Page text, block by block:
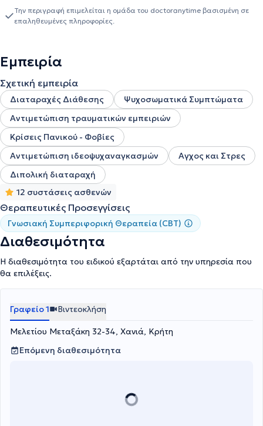
Behavioral and Cognitive Therapies (EABCT). Είναι εκπαιδευμένη
Εστιασμένες στο Τραύμα Γνωσιακές Συμπεριφοριστικές
σοβαρές απώλειες και κακοποίηση. Διαθέτει πιστοποίηση στις
Αρχές Μεθοδολογίας της Ιατρικής Έρευνας από την Ιατρική
Σχολή του ΕΚΠΑ. Διαθέτει κλινική εμπειρία στην παροχή
ψυχολογικής υποστήριξης και ψυχοθεραπευτικής παρέμβασης σε
παιδιά, εφήβους και ενήλικες, μέσα από συνεργασίες με ιδιωτικά
θεραπευτικά πλαίσια, ψυχολογικά κέντρα και δημόσιες δομές.
Ακόμη, έχει πραγματοποιήσει πρακτική άσκηση στο Ναυτικό
Νοσοκομείο Αθηνών και στην Παιδοψυχιατρική Κλινική του
Νοσοκομείου Παίδων "Αγία Σοφία".
Την περιγραφή επιμελείται η ομάδα του doctoranytime βασισμένη σε
επαληθευμένες πληροφορίες.
Εμπειρία
Σχετική εμπειρία
Διαταραχές Διάθεσης
Ψυχοσωματικά Συμπτώματα
Αντιμετώπιση τραυματικών εμπειριών
Κρίσεις Πανικού - Φοβίες
Αντιμετώπιση ιδεοψυχαναγκασμών
Αγχος και Στρες
Διπολική διαταραχή
12 συστάσεις ασθενών
Θεραπευτικές Προσεγγίσεις
Γνωσιακή Συμπεριφορική Θεραπεία (CBT)
Διαθεσιμότητα
Η διαθεσιμότητα του ειδικού εξαρτάται από την υπηρεσία που
θα επιλέξεις.
Γραφείο 1 Βιντεοκλήση
Μελετίου Μεταξάκη 32-34, Χανιά, Κρήτη
Επόμενη διαθεσιμότητα